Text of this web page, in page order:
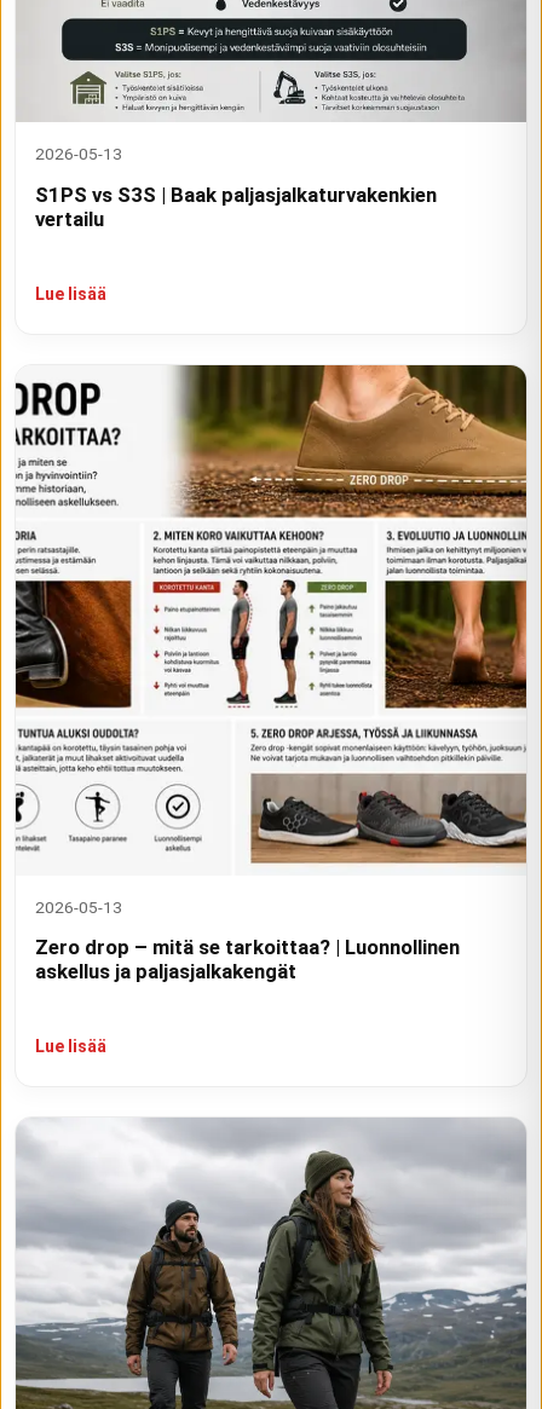
2026-05-13
S1PS vs S3S | Baak paljasjalkaturvakenkien
vertailu
Lue lisää
2026-05-13
Zero drop – mitä se tarkoittaa? | Luonnollinen
askellus ja paljasjalkakengät
Lue lisää